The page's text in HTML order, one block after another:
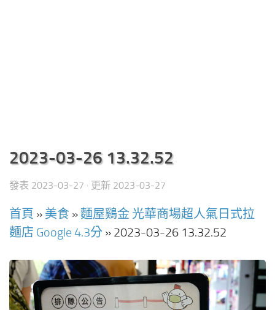
2023-03-26 13.32.52
發表 2023-03-27 · 更新 2023-03-27
首頁 » 美食 »麵屋鷄金 光華商場超人氣日式拉
麵店 Google 4.3分 » 2023-03-26 13.32.52